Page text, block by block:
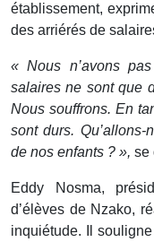
établissement,
des arriérés de
« Nous n’avons
salaires ne sont que
Nous souffrons. En
sont durs.
de nos enfants ? », se
Eddy Nosma,
d’élèves de Nzako,
inquiétude. Il